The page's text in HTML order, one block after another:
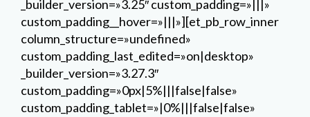
_builder_version=»3.25″ custom_padding=»|||»
custom_padding__hover=»|||»][et_pb_row_inner
column_structure=»undefined»
custom_padding_last_edited=»on|desktop»
_builder_version=»3.27.3″
custom_padding=»0px|5%|||false|false»
custom_padding_tablet=»|0%|||false|false»